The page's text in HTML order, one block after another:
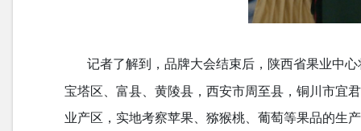
记者了解到，品牌大会结束后，陕西省果业中
宝塔区、富县、黄陵县，西安市周至县，铜川市宜
业产区，实地考察苹果、猕猴桃、葡萄等果品的生